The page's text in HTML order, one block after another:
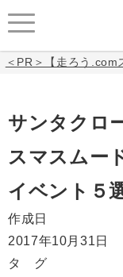
＜PR＞【走ろう.com
サンタクロ
スマスムー
イベント５
作成日
2017年10月31日
タ グ